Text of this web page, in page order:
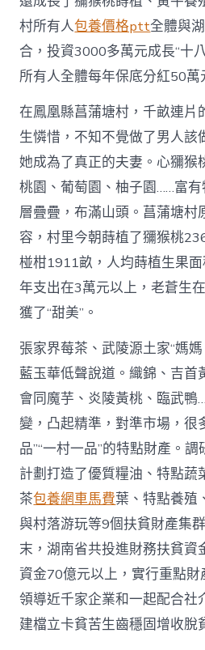
村所有人包養價格ptt全體與
合，投資3000多萬元成長“十
所有人全體每年保底分紅50萬
在鳳凰縣菖蒲塘村，千畝連片
生憐惜，不知不覺做了男人該
她成為了真正的夫妻。心獼猴
桃園、葡萄園、柚子園……富
層疊疊，布滿山頭。菖蒲塘村
容，村里今朝蒔植了獼猴桃
椪柑1911畝，人均蒔植生果
年支出在3萬元以上，老蒼生
獲了“甜美”。
張家界莓茶、武陵源土家“媽
藍玉華低聲說道。織錦、吉首
會同魔芋、炎陵黃桃、臨武
變，凸起精準，對準市場，很
品”“一村一品”的特點財產。
計劃打造了優質糧油、特點蔬
茶包養網車馬費葉、特點養殖
與村落游玩等9個扶貧財產集
末，湖南省共投進財務扶貧資
資金70億元以上，實行重點財
領導近千家企業和一起配合社
建檔立卡貧苦生齒穩固增收脫